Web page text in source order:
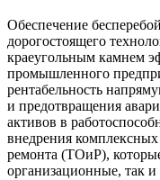
Обеспечение
дорогостоящего
краеугольным камнем
промышленного
рентабельность
и предотвращения
активов в
внедрения
ремонта (ТОиР),
организационные, так